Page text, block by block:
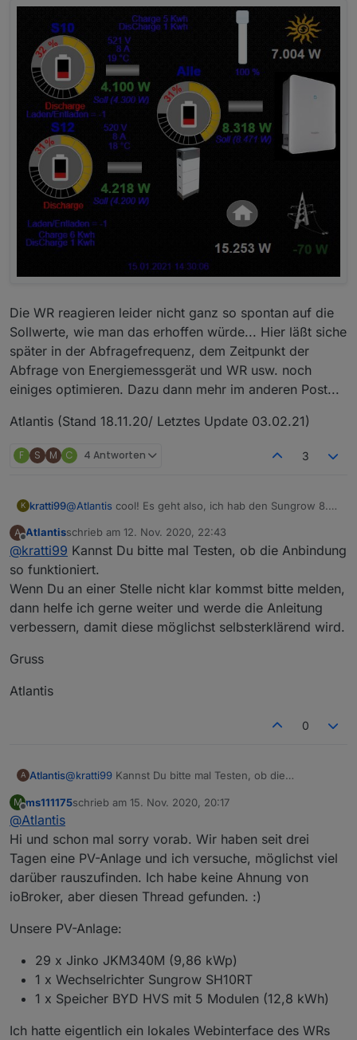
Die WR reagieren leider nicht ganz so spontan auf die
Sollwerte, wie man das erhoffen würde... Hier läßt siche
später in der Abfragefrequenz, dem Zeitpunkt der
Abfrage von Energiemessgerät und WR usw. noch
einiges optimieren. Dazu dann mehr im anderen Post...
Atlantis (Stand 18.11.20/ Letztes Update 03.02.21)
F S M C 4 Antworten 3
K kratti99@Atlantis cool! Es geht also, ich hab den Sungrow 8.0
geht!
A
Offline
Atlantisschrieb am 12. Nov. 2020, 22:43
zuletzt editiert von
@kratti99 Kannst Du bitte mal Testen, ob die Anbindung
so funktioniert.
Wenn Du an einer Stelle nicht klar kommst bitte melden,
dann helfe ich gerne weiter und werde die Anleitung
verbessern, damit diese möglichst selbsterklärend wird.
Gruss
Atlantis
0
A Atlantis@kratti99 Kannst Du bitte mal Testen, ob die
Wenn Du an einer Stelle nicht klar kommst bitte
Anleitung verbessern, damit diese möglichst
selbsterklärend wird.
Gruss
Atlantis
M
Offline
ms111175schrieb am 15. Nov. 2020, 20:17
zuletzt editiert von
@Atlantis
Hi und schon mal sorry vorab. Wir haben seit drei
Tagen eine PV-Anlage und ich versuche, möglichst viel
darüber rauszufinden. Ich habe keine Ahnung von
ioBroker, aber diesen Thread gefunden. :)
Unsere PV-Anlage:
29 x Jinko JKM340M (9,86 kWp)
1 x Wechselrichter Sungrow SH10RT
1 x Speicher BYD HVS mit 5 Modulen (12,8 kWh)
Ich hatte eigentlich ein lokales Webinterface des WRs